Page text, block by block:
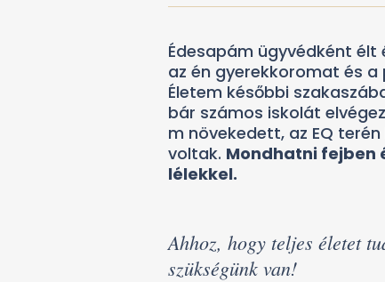
Édesapám ügyvédként
az én gyerekkoromat és
Életem későbbi
bár számos iskolát
m növekedett, az EQ
voltak. Mondhatni fejben
lélekkel.
Ahhoz, hogy teljes életet
szükségünk van!